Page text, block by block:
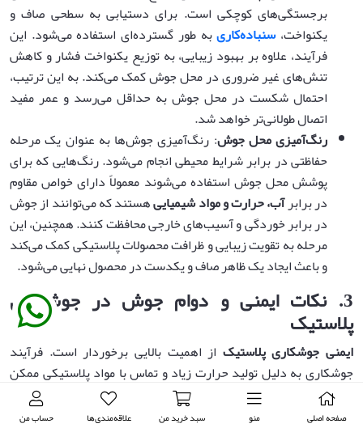
صفحه اصلی منو سبد خرید من علاقه‌مندی‌ها حساب من
برجستگی‌های کوچکی است. برای دستیابی به سطحی صاف و
یکنواخت،سنباده‌کاریبه طور گسترده‌ای استفاده می‌شود. این
فرآیند، علاوه بر بهبود زیبایی، به توزیع یکنواخت فشار و کاهش
تنش‌های غیر ضروری در محل جوش کمک می‌کند. به این ترتیب،
احتمال شکست در محل جوش به حداقل می‌رسد و عمر مفید
اتصال طولانی‌تر خواهد شد.
رنگ‌آمیزی محل جوش: رنگ‌آمیزی جوش‌ها به عنوان یک مرحله
حفاظتی در برابر شرایط محیطی انجام می‌شود. رنگ‌هایی که برای
پوشش محل جوش استفاده می‌شوند معمولاً دارای خواص مقاوم
در برابرآب، حرارت و مواد شیمیاییهستند که می‌توانند از جوش
در برابر خوردگی و آسیب‌های خارجی محافظت کنند. همچنین، این
مرحله به تقویت زیبایی و ظرافت محصولات پلاستیکی کمک می‌کند
و باعث ایجاد یک ظاهر صاف و یکدست در محصول نهایی می‌شود.
3. نکات ایمنی و دوام جوش در جوشکاری
پلاستیک
ایمنی جوشکاری پلاستیک از اهمیت بالایی برخوردار است. فرآیند
جوشکاری به دلیل تولید حرارت زیاد و تماس با مواد پلاستیکی ممکن
است خطرات مختلفی را به همراه داشته باشد. رعایت نکات ایمنی نه
تنها به حفظ سلامت کارگران کمک می‌کند، بلکه ازآسیب به محیط زیست